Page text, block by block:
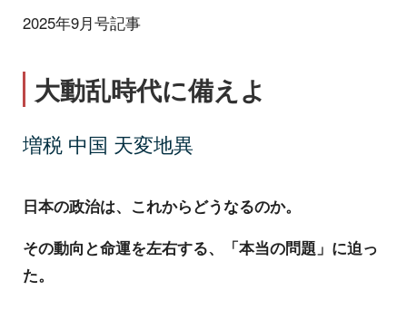
2025年9月号記事
大動乱時代に備えよ
増税 中国 天変地異
日本の政治は、これからどうなるのか。
その動向と命運を左右する、「本当の問題」に迫っ
た。